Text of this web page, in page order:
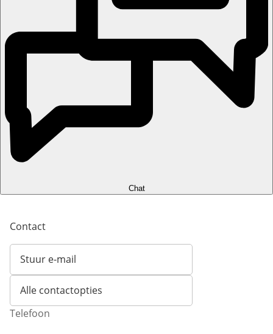
Chat
Contact
Stuur e-mail
Opent e-mailclient
Alle contactopties
Telefoon